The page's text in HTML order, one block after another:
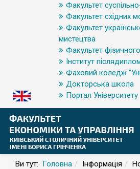
Факультет
Факультет східних
Факультет
мистецтва
Факультет
Інститут
Фаховий коледж
Докторська школа
Портал Університету
Ви тут: Головна Інформація